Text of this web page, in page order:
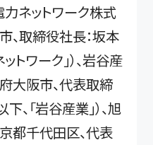
力ネットワーク株式
、取締役社長：坂本
トワーク」）、岩谷産
大阪市、代表取締
、「岩谷産業」）、旭
都千代田区、代表